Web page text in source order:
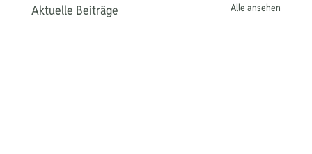
Aktuelle Beiträge Alle ansehen